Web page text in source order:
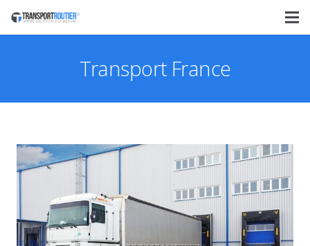
Transport France